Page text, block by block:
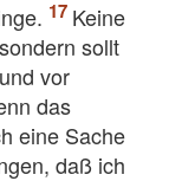
Keine
sollt
vor
das
eine Sache
daß ich